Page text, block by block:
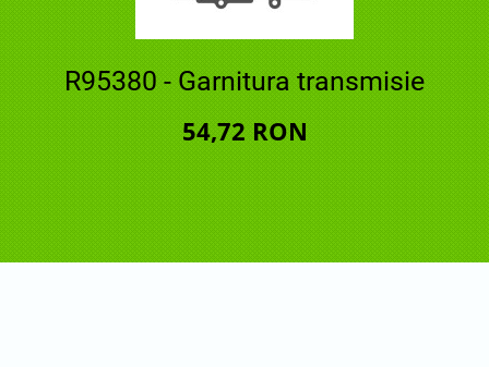
R95380 - Garnitura transmisie
54,72 RON